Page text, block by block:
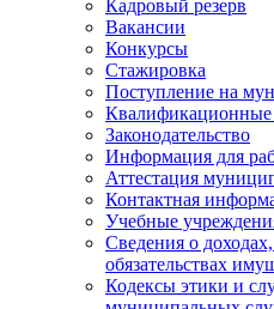
Кадровый резерв
Вакансии
Конкурсы
Стажировка
Поступление на
Квалификационные
Законодательство
Информация для
Аттестация
Контактная
Учебные
Сведения о
обязательствах
Кодексы этики и